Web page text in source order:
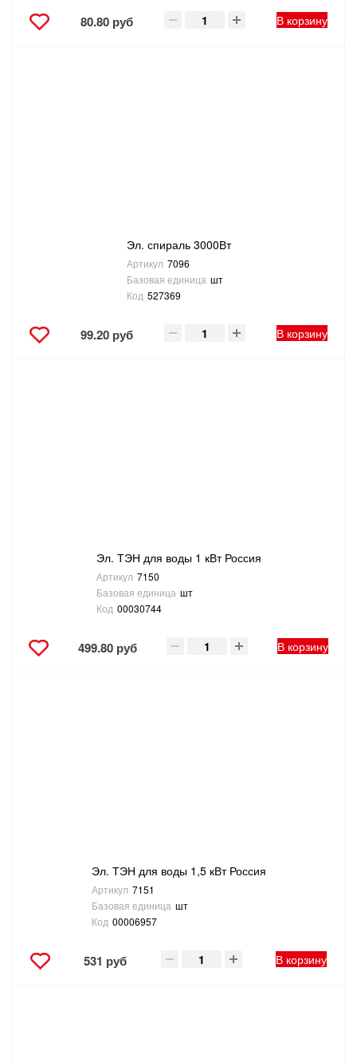
80.80 руб В корзину
Эл. спираль 3000Вт
Артикул 7096
Базовая единица шт
Код 527369
99.20 руб В корзину
Эл. ТЭН для воды 1 кВт Россия
Артикул 7150
Базовая единица шт
Код 00030744
499.80 руб В корзину
Эл. ТЭН для воды 1,5 кВт Россия
Артикул 7151
Базовая единица шт
Код 00006957
531 руб В корзину